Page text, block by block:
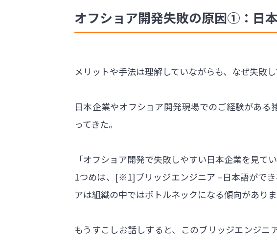
オフショア開発失敗の原因①：日
メリットや手法は理解していながらも、なぜ失敗し
日本企業やオフショア開発現場でのご経験があ
ってきた。
「オフショア開発で失敗しやすい日本企業を見て
1つめは、[※1]ブリッジエンジニア –日本語がで
アは組織の中ではボトルネックになる傾向がありま
もうすこしお話しすると、このブリッジエンジ